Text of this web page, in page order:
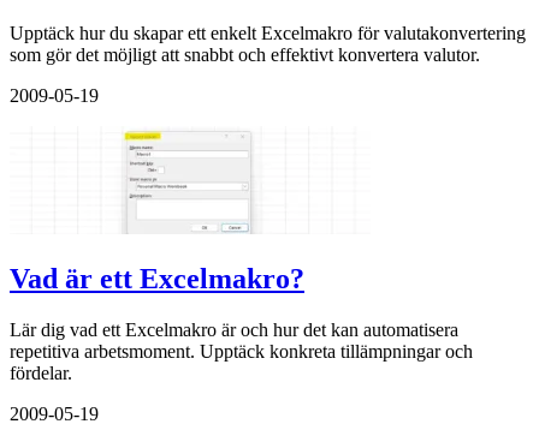
Upptäck hur du skapar ett enkelt Excelmakro för valutakonvertering
som gör det möjligt att snabbt och effektivt konvertera valutor.
2009-05-19
Vad är ett Excelmakro?
Lär dig vad ett Excelmakro är och hur det kan automatisera
repetitiva arbetsmoment. Upptäck konkreta tillämpningar och
fördelar.
2009-05-19